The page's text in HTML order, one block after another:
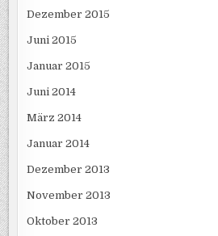
Dezember 2015
Juni 2015
Januar 2015
Juni 2014
März 2014
Januar 2014
Dezember 2013
November 2013
Oktober 2013